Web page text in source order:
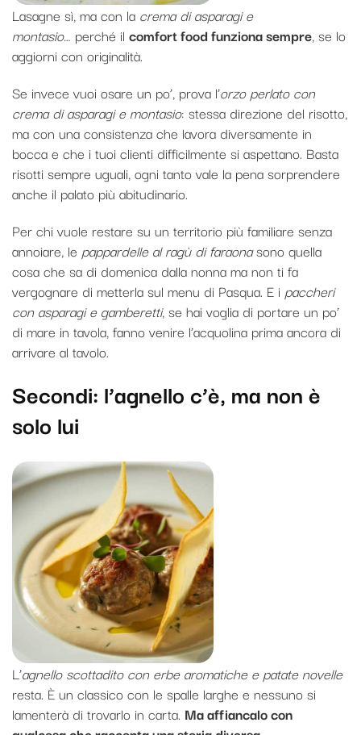
Lasagne sì, ma con la crema di asparagi e
montasio… perché il comfort food funziona sempre, se lo
aggiorni con originalità.
Se invece vuoi osare un po’, prova l’orzo perlato con
crema di asparagi e montasio: stessa direzione del risotto,
ma con una consistenza che lavora diversamente in
bocca e che i tuoi clienti difficilmente si aspettano. Basta
risotti sempre uguali, ogni tanto vale la pena sorprendere
anche il palato più abitudinario.
Per chi vuole restare su un territorio più familiare senza
annoiare, le pappardelle al ragù di faraonasono quella
cosa che sa di domenica dalla nonna ma non ti fa
vergognare di metterla sul menu di Pasqua. E i paccheri
con asparagi e gamberetti, se hai voglia di portare un po’
di mare in tavola, fanno venire l’acquolina prima ancora di
arrivare al tavolo.
Secondi: l’agnello c’è, ma non è
solo lui
L’agnello scottadito con erbe aromatiche e patate novelle
resta. È un classico con le spalle larghe e nessuno si
lamenterà di trovarlo in carta. Ma affiancalo con